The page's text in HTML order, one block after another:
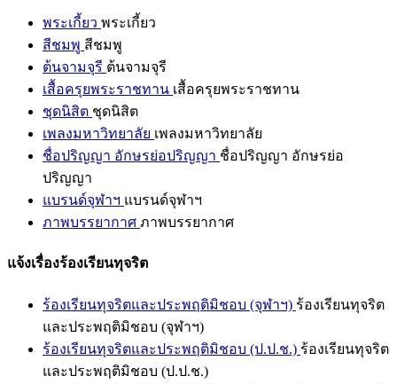
พระเกี้ยว พระเกี้ยว
สีชมพู สีชมพู
ต้นจามจุรี ต้นจามจุรี
เสื้อครุยพระราชทาน เสื้อครุยพระราชทาน
ชุดนิสิต ชุดนิสิต
เพลงมหาวิทยาลัย เพลงมหาวิทยาลัย
ชื่อปริญญา อักษรย่อปริญญา ชื่อปริญญา อักษรย่อ
ปริญญา
แบรนด์จุฬาฯ แบรนด์จุฬาฯ
ภาพบรรยากาศ ภาพบรรยากาศ
แจ้งเรื่องร้องเรียนทุจริต
ร้องเรียนทุจริตและประพฤติมิชอบ (จุฬาฯ) ร้องเรียนทุจริต
และประพฤติมิชอบ (จุฬาฯ)
ร้องเรียนทุจริตและประพฤติมิชอบ (ป.ป.ช.) ร้องเรียนทุจริต
และประพฤติมิชอบ (ป.ป.ช.)